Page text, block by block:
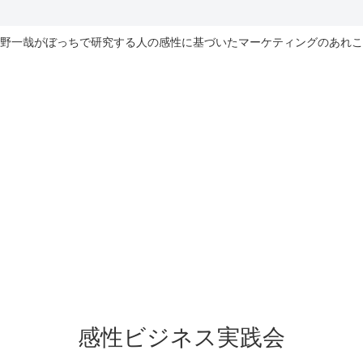
一哉がぼっちで研究する人の感性に基づいたマーケティングのあれ
感性ビジネス実践会